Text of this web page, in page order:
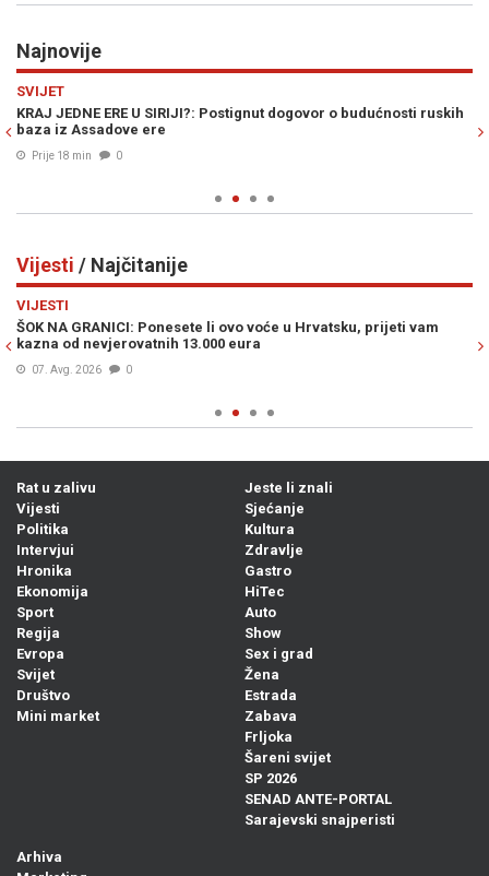
Najnovije
SVIJET
KRAJ JEDNE ERE U SIRIJI?: Postignut dogovor o budućnosti ruskih
baza iz Assadove ere
Prije 18 min 0
Vijesti / Najčitanije
VIJESTI
ŠOK NA GRANICI: Ponesete li ovo voće u Hrvatsku, prijeti vam
kazna od nevjerovatnih 13.000 eura
07. Avg. 2026 0
Rat u zalivu
Vijesti
Politika
Intervjui
Hronika
Ekonomija
Sport
Regija
Evropa
Svijet
Društvo
Mini market
Jeste li znali
Sjećanje
Kultura
Zdravlje
Gastro
HiTec
Auto
Show
Sex i grad
Žena
Estrada
Zabava
Frljoka
Šareni svijet
SP 2026
SENAD ANTE-PORTAL
Sarajevski snajperisti
Arhiva